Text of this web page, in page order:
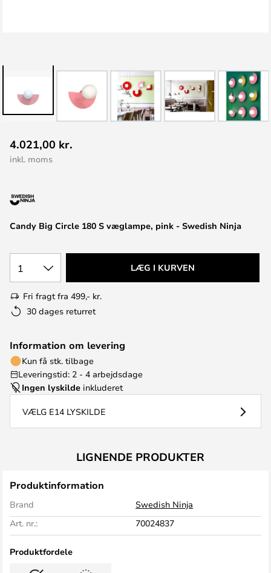
til
starten
billedgalleriet
Candy Big Circle 180 S væglampe, pink - Swedish Ninja
4.021,00 kr.
inkl. moms
1 LÆG I KURVEN
Fri fragt fra 499,- kr.
30 dages returret
Information om levering
Kun få stk. tilbage
Leveringstid: 2 - 4 arbejdsdage
Ingen lyskilde inkluderet
VÆLG E14 LYSKILDE
LIGNENDE PRODUKTER
Produktinformation
Brand
Swedish Ninja
Art. nr.:
70024837
Produktfordele